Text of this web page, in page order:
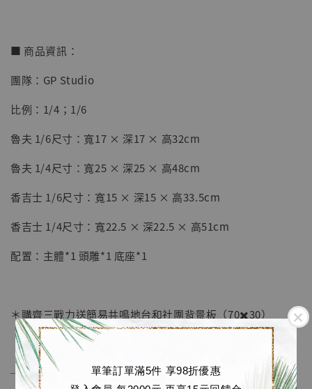
單筆訂單滿5件 享98折優惠
【店內現貨】七龍珠 系列蒐藏雕像 悟空 鳥山
明紀念款 [奇蹟工作室]
NT$ 5,580
■ 商品資訊：
團隊：GP Studio
比例：1/4；1/6
魯夫 1/6尺寸：寬17 × 深17 × 高32cm
魯夫 1/4尺寸：寬25 × 深25 × 高48cm
香吉士 1/6尺寸：寬15 × 深15 × 高33.5cm
香吉士 1/4尺寸：寬22.5 × 深22.5 × 高51cm
配置：主體*1 頭雕*1 底座*1
＊購齊三戰力送簡易共鳴地台和社團背景板（70✖️30）
──────────────